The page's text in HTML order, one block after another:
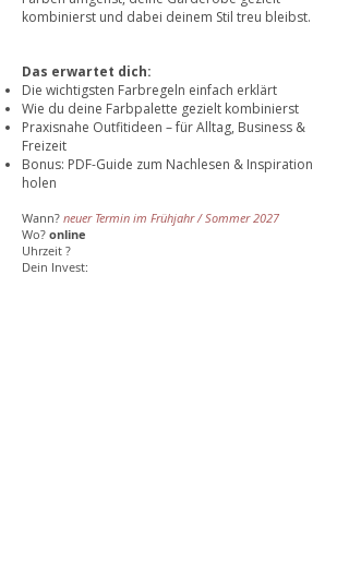
kombinierst und dabei deinem Stil treu bleibst.
Das erwartet dich:
Die wichtigsten Farbregeln einfach erklärt
Wie du deine Farbpalette gezielt kombinierst
Praxisnahe Outfitideen – für Alltag, Business &
Freizeit
Bonus: PDF-Guide zum Nachlesen & Inspiration
holen
Wann? neuer Termin im Frühjahr / Sommer 2027
Wo? online
Uhrzeit ?
Dein Invest: